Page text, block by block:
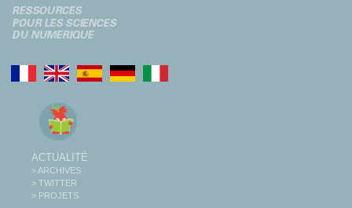
ACTUALITÉ
> ARCHIVES
> TWITTER
> PROJETS